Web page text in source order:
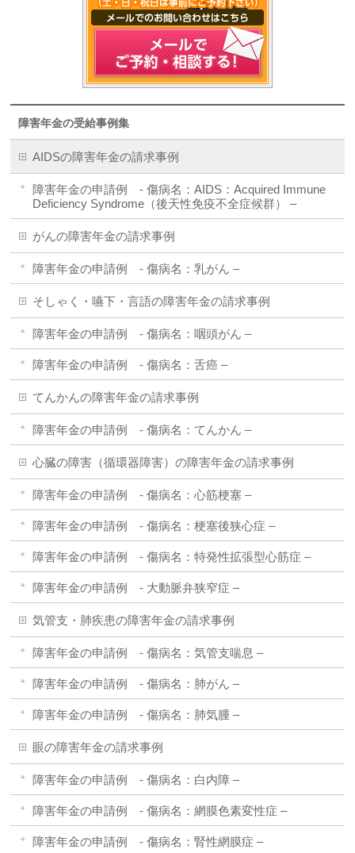
障害年金の受給事例集
AIDSの障害年金の請求事例
障害年金の申請例 - 傷病名：AIDS：Acquired Immune
Deficiency Syndrome（後天性免疫不全症候群） –
がんの障害年金の請求事例
障害年金の申請例 - 傷病名：乳がん –
そしゃく・嚥下・言語の障害年金の請求事例
障害年金の申請例 - 傷病名：咽頭がん –
障害年金の申請例 - 傷病名：舌癌 –
てんかんの障害年金の請求事例
障害年金の申請例 - 傷病名：てんかん –
心臓の障害（循環器障害）の障害年金の請求事例
障害年金の申請例 - 傷病名：心筋梗塞 –
障害年金の申請例 - 傷病名：梗塞後狭心症 –
障害年金の申請例 - 傷病名：特発性拡張型心筋症 –
障害年金の申請例 - 大動脈弁狭窄症 –
気管支・肺疾患の障害年金の請求事例
障害年金の申請例 - 傷病名：気管支喘息 –
障害年金の申請例 - 傷病名：肺がん –
障害年金の申請例 - 傷病名：肺気腫 –
眼の障害年金の請求事例
障害年金の申請例 - 傷病名：白内障 –
障害年金の申請例 - 傷病名：網膜色素変性症 –
障害年金の申請例 - 傷病名：腎性網膜症 –